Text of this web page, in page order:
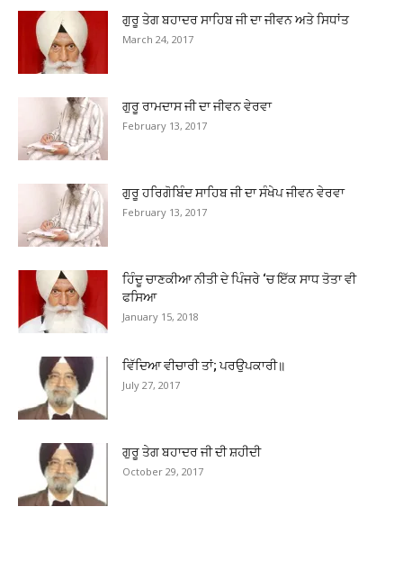
ਗੁਰੂ ਤੇਗ ਬਹਾਦਰ ਸਾਹਿਬ ਜੀ ਦਾ ਜੀਵਨ ਅਤੇ ਸਿਧਾਂਤ
March 24, 2017
ਗੁਰੂ ਰਾਮਦਾਸ ਜੀ ਦਾ ਜੀਵਨ ਵੇਰਵਾ
February 13, 2017
ਗੁਰੂ ਹਰਿਗੋਬਿੰਦ ਸਾਹਿਬ ਜੀ ਦਾ ਸੰਖੇਪ ਜੀਵਨ ਵੇਰਵਾ
February 13, 2017
ਹਿੰਦੂ ਚਾਣਕੀਆ ਨੀਤੀ ਦੇ ਪਿੰਜਰੇ ‘ਚ ਇੱਕ ਸਾਧ ਤੋਤਾ ਵੀ
ਫਸਿਆ
January 15, 2018
ਵਿੱਦਿਆ ਵੀਚਾਰੀ ਤਾਂ; ਪਰਉਪਕਾਰੀ॥
July 27, 2017
ਗੁਰੂ ਤੇਗ ਬਹਾਦਰ ਜੀ ਦੀ ਸ਼ਹੀਦੀ
October 29, 2017